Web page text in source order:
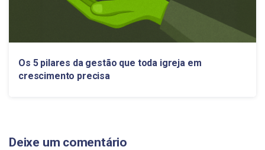
Os 5 pilares da gestão que toda igreja em
crescimento precisa
Deixe um comentário